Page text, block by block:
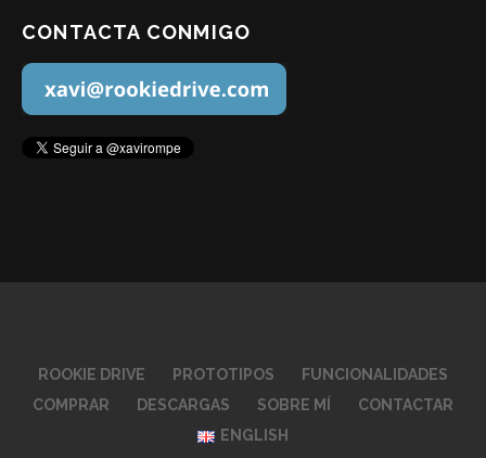
CONTACTA CONMIGO
ROOKIE DRIVE PROTOTIPOS
FUNCIONALIDADES
COMPRAR
DESCARGAS SOBRE MÍ
CONTACTAR
ENGLISH